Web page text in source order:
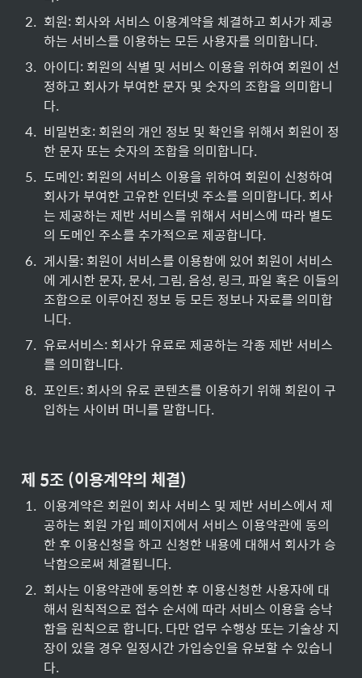
2. 회원: 회사와 서비스 이용계약을 체결하고 회사가 제공
하는 서비스를 이용하는 모든 사용자를 의미합니다.
3. 아이디: 회원의 식별 및 서비스 이용을 위하여 회원이 선
정하고 회사가 부여한 문자 및 숫자의 조합을 의미합니
다.
4. 비밀번호: 회원의 개인 정보 및 확인을 위해서 회원이 정
한 문자 또는 숫자의 조합을 의미합니다.
5. 도메인: 회원의 서비스 이용을 위하여 회원이 신청하여
회사가 부여한 고유한 인터넷 주소를 의미합니다. 회사
는 제공하는 제반 서비스를 위해서 서비스에 따라 별도
의 도메인 주소를 추가적으로 제공합니다.
6. 게시물: 회원이 서비스를 이용함에 있어 회원이 서비스
에 게시한 문자, 문서, 그림, 음성, 링크, 파일 혹은 이들의
조합으로 이루어진 정보 등 모든 정보나 자료를 의미합
니다.
7. 유료서비스: 회사가 유료로 제공하는 각종 제반 서비스
를 의미합니다.
8. 포인트: 회사의 유료 콘텐츠를 이용하기 위해 회원이 구
입하는 사이버 머니를 말합니다.
제 5조 (이용계약의 체결)
1. 이용계약은 회원이 회사 서비스 및 제반 서비스에서 제
공하는 회원 가입 페이지에서 서비스 이용약관에 동의
한 후 이용신청을 하고 신청한 내용에 대해서 회사가 승
낙함으로써 체결됩니다.
2. 회사는 이용약관에 동의한 후 이용신청한 사용자에 대
해서 원칙적으로 접수 순서에 따라 서비스 이용을 승낙
함을 원칙으로 합니다. 다만 업무 수행상 또는 기술상 지
장이 있을 경우 일정시간 가입승인을 유보할 수 있습니
다.